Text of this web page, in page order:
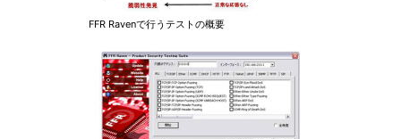
FFR Ravenで行うテストの概要